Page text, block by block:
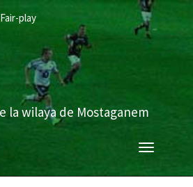
la wilaya de Mostaganem
play
Toggle